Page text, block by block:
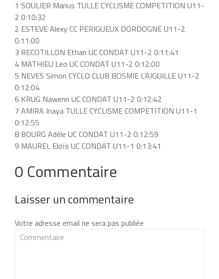
1 SOULIER Marius TULLE CYCLISME COMPETITION U11-
2 0:10:32
2 ESTEVE Alexy CC PERIGUEUX DORDOGNE U11-2
0:11:00
3 RECOTILLON Ethan UC CONDAT U11-2 0:11:41
4 MATHIEU Leo UC CONDAT U11-2 0:12:00
5 NEVES Simon CYCLO CLUB BOSMIE L’AIGUILLE U11-2
0:12:04
6 KRUG Nawenn UC CONDAT U11-2 0:12:42
7 AMIRA Inaya TULLE CYCLISME COMPETITION U11-1
0:12:55
8 BOURG Adèle UC CONDAT U11-2 0:12:59
9 MAUREL Eloïs UC CONDAT U11-1 0:13:41
0 Commentaire
Laisser un commentaire
Votre adresse email ne sera pas publiée